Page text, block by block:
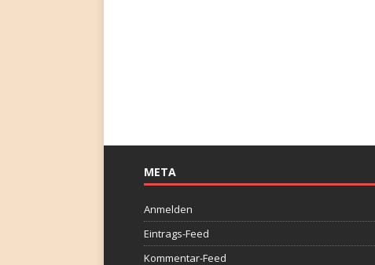
META
Anmelden
Eintrags-Feed
Kommentar-Feed